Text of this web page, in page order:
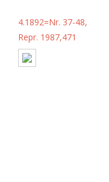
4.1892=Nr. 37-48,
Repr. 1987,471